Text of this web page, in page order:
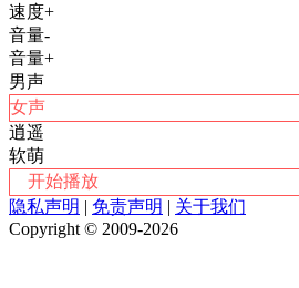
速度+
音量-
音量+
男声
女声
逍遥
软萌
开始播放
隐私声明 | 免责声明 | 关于我们
Copyright © 2009-2026